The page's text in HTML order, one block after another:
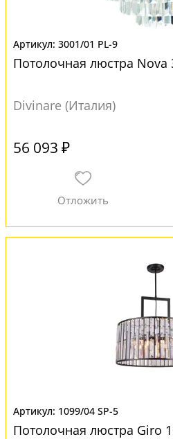
3001/01 PL-9
Потолочная люстра Nova
Divinare (Италия)
56 093 ₽
1099/04 SP-5
Потолочная люстра Giro